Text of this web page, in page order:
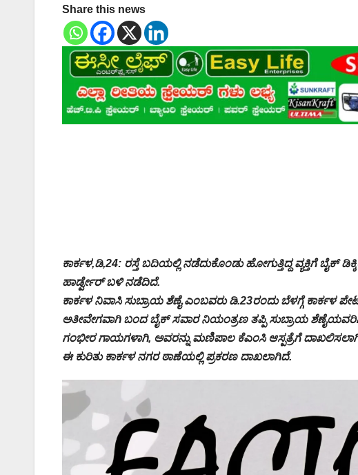
Share this news
ಕಾರ್ಕಳ,ಡಿ,24: ರಸ್ತೆ ಬದಿಯಲ್ಲಿ ನಡೆದುಕೊಂಡು ಹೋಗುತ್ತಿದ್ದ ವ್ಯಕ್ತಿಗೆ
ಹಾರ್ಡ್ವೇರ್ ಬಳಿ ನಡೆದಿದೆ.
ಕಾರ್ಕಳ ನಿವಾಸಿ ಸುಬ್ರಾಯ ಶೆಣೈ ಎಂಬವರು ಡಿ.23ರಂದು ಬೆಳಗ್ಗೆ
ಅತೀವೇಗವಾಗಿ ಬಂದ ಬೈಕ್ ಸವಾರ ನಿಯಂತ್ರಣ ತಪ್ಪಿ ಸುಬ್ರಾಯ
ಗಂಭೀರ ಗಾಯಗಳಾಗಿ, ಅವರನ್ನು ಮಣಿಪಾಲ ಕೆಎಂಸಿ ಆಸ್ಪತ್ರೆಗೆ
ಈ ಕುರಿತು ಕಾರ್ಕಳ ನಗರ ಠಾಣೆಯಲ್ಲಿ ಪ್ರಕರಣ ದಾಖಲಾಗಿದೆ.